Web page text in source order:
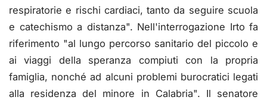
respiratorie e rischi cardiaci, tanto da seguire scuola
e catechismo a distanza". Nell'interrogazione Irto fa
riferimento "al lungo percorso sanitario del piccolo e
ai viaggi della speranza compiuti con la propria
famiglia, nonché ad alcuni problemi burocratici legati
alla residenza del minore in Calabria". Il senatore